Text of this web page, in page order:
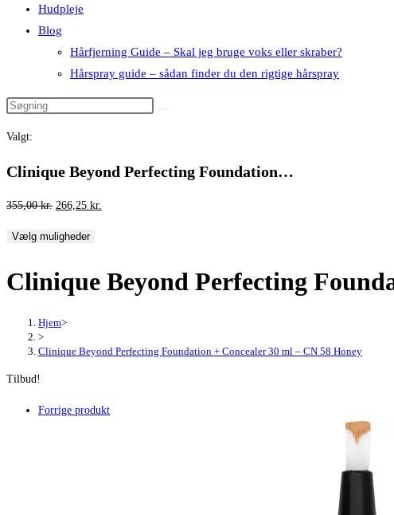
Hudpleje
Blog
Hårfjerning Guide – Skal jeg bruge voks eller skraber?
Hårspray guide – sådan finder du den rigtige hårspray
Valgt:
Clinique Beyond Perfecting Foundation…
355,00kr. Den
pris
355,00 kr..
266,25 kr.
266,25 kr..
Vælg muligheder
Clinique Beyond Perfecting
Hjem>
>
Clinique Beyond Perfecting Foundation + Concealer 30 ml – CN 58 Honey
Tilbud!
Forrige produkt